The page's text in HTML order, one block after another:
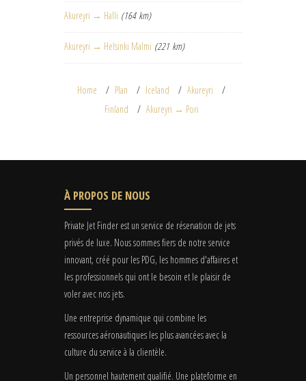
Akureyri → Halli (164 km)
Akureyri → Helsinki Malmi (221 km)
Home Plan Iceland
Akureyri
Finland
Akureyri → Pori
À PROPOS DE NOUS
Private Jet Finder est un service de réservation de jets
privés de luxe. Nous sommes fiers de notre service
innovant, créé pour les PDG, les hommes d'affaires et
les professionnels qui ont le besoin et le plaisir de
voler avec nos jets.
Une entreprise dynamique qui combine les
ressources aéronautiques les plus avancées avec la
culture du service à la clientèle.
Un personnel hautement qualifié. Une plateforme en